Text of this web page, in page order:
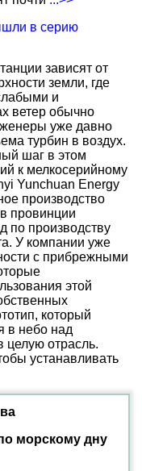
в серию
зависят от
земли, где
и
ветер обычно
уже давно
турбин в воздух.
шаг в этом
к мелкосерийному
Yunchuan Energy
производство
провинции
по производству
У компании уже
с прибрежными
этой
который
в небо над
целую отрасль.
устанавливать
морскому дну